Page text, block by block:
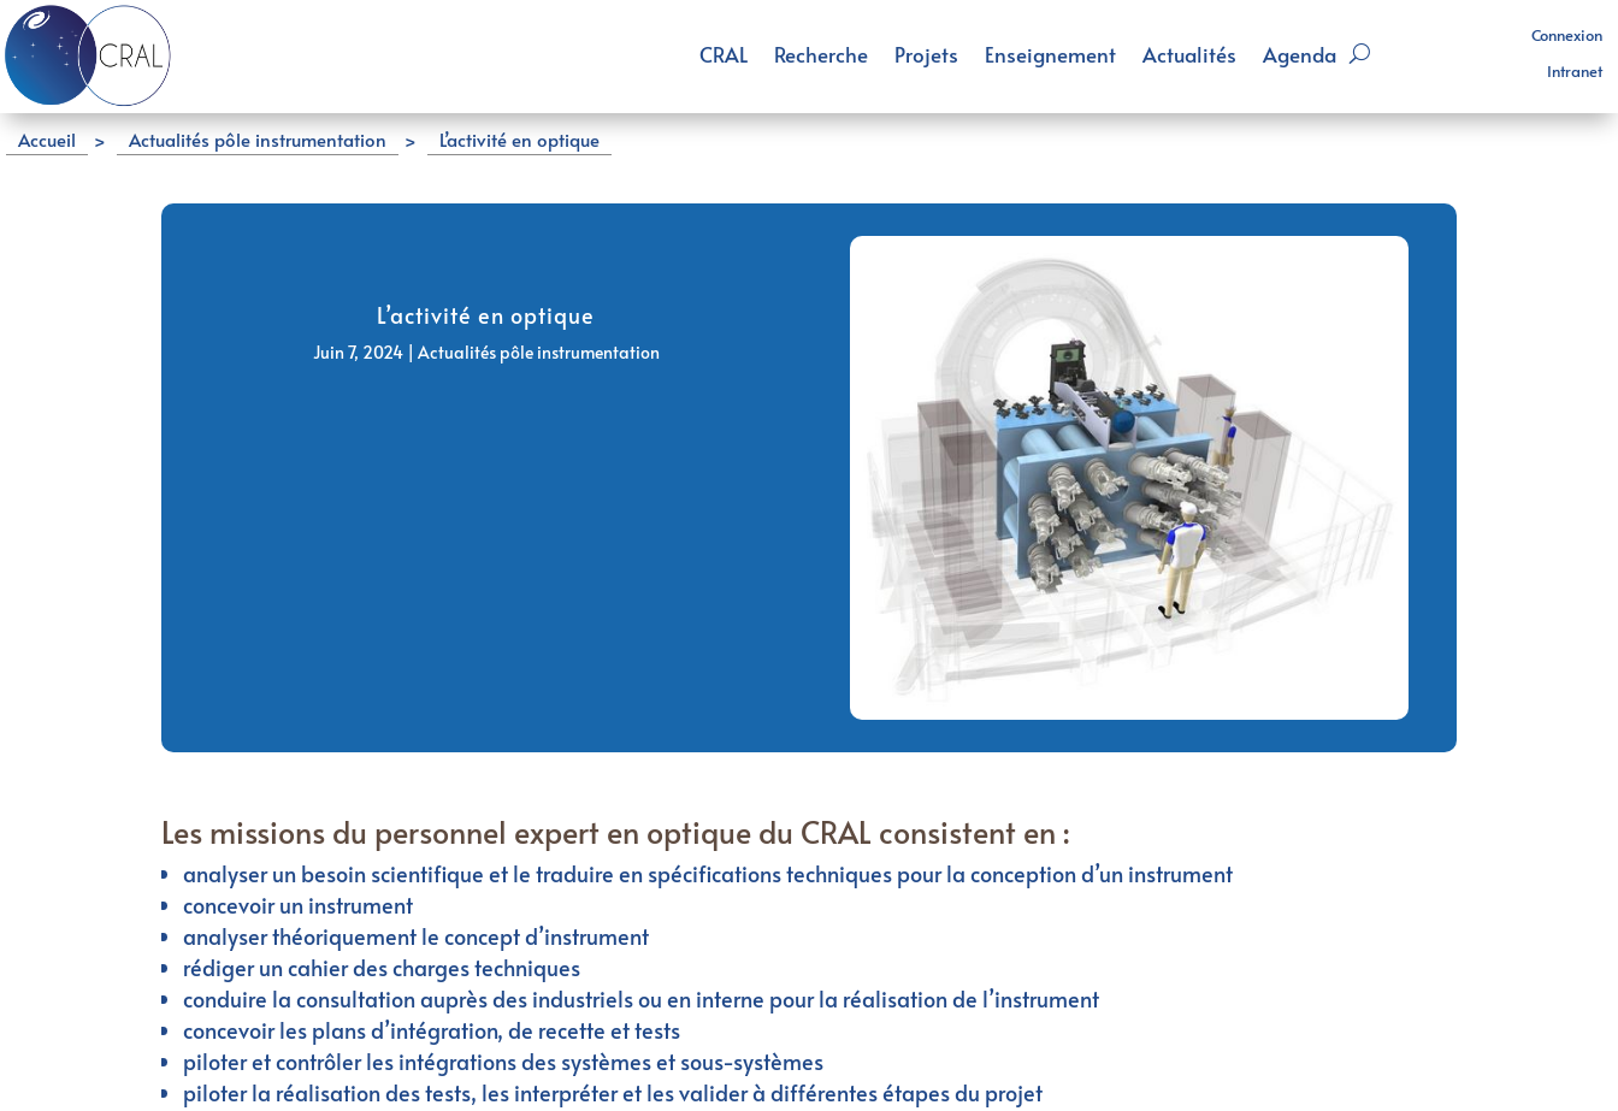
CRAL Recherche Projets Enseignement Actualités Agenda
Connexion
Intranet
Accueil > Actualités pôle instrumentation > L’activité en optique
L’activité en optique
Juin 7, 2024| Actualités pôle instrumentation
Les missions du personnel expert en optique du CRAL consistent en :
analyser un besoin scientifique et le traduire en spécifications techniques pour la conception d’un instrument
concevoir un instrument
analyser théoriquement le concept d’instrument
rédiger un cahier des charges techniques
conduire la consultation auprès des industriels ou en interne pour la réalisation de l’instrument
concevoir les plans d’intégration, de recette et tests
piloter et contrôler les intégrations des systèmes et sous-systèmes
piloter la réalisation des tests, les interpréter et les valider à différentes étapes du projet